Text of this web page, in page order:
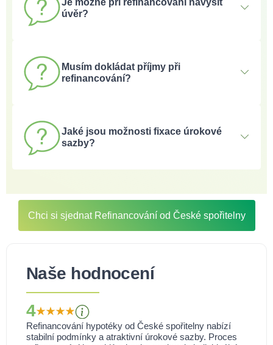
odhad.
úvěr?
společně s původní hypotékou nepřekročí 90 % hodnoty
nemovitosti. Tyto prostředky lze využít na rekonstrukci
nebo jiné účely spojené s bydlením.
Musím dokládat příjmy při
refinancování?
není třeba příjmy dokládat.
Jaké jsou možnosti fixace úrokové
sazby?
Chci si sjednat Refinancování od České spořitelny
Naše hodnocení
4
Refinancování hypotéky od České spořitelny nabízí
stabilní podmínky a atraktivní úrokové sazby. Proces